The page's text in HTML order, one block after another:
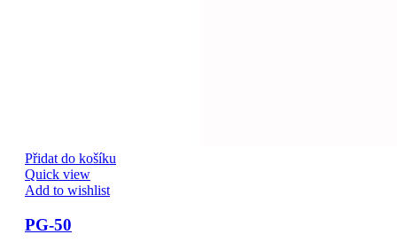
Přidat do košíku
Quick view
Add to wishlist
PG-50